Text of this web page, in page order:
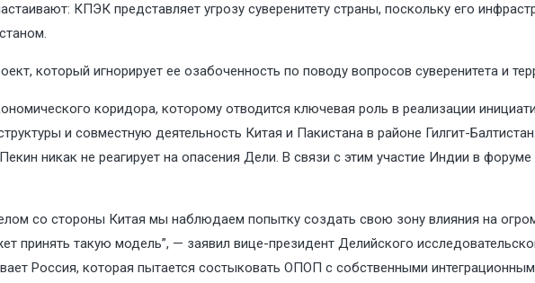
КПЭК представляет угрозу суверенитету страны, поскольку его
который игнорирует ее озабоченность по поводу вопросов суверенитета и
коридора, которому отводится ключевая роль в реализации
и совместную деятельность Китая и Пакистана в районе Гилгит-
никак не реагирует на опасения Дели. В связи с этим участие Индии в
со стороны Китая мы наблюдаем попытку создать свою зону влияния на
принять такую ​​модель”, — заявил вице-президент Делийского
Россия, которая пытается состыковать ОПОП с собственными